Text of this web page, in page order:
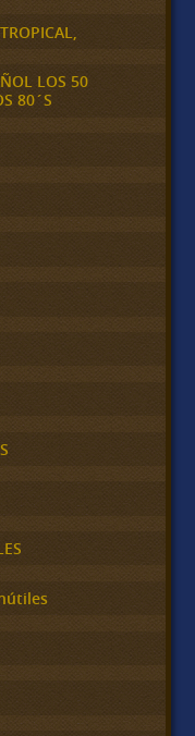
LOS 50
80´S